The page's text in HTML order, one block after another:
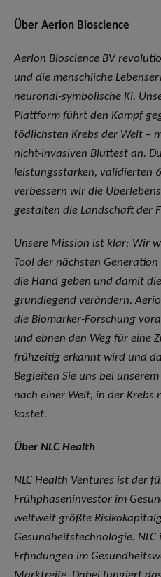
Über Aerion Bioscience
Aerion Bioscience BV
und die menschliche
neuronal-symbolische KI.
Plattform führt den Kampf
tödlichsten Krebs der Welt –
nicht-invasiven Bluttest an.
leistungsstarken, validierten
verbessern wir die
gestalten die Landschaft der
Unsere Mission ist klar: Wir
Tool der nächsten
die Hand geben und damit
grundlegend verändern.
die Biomarker-Forschung
und ebnen den Weg für eine
frühzeitig erkannt wird und
Begleiten Sie uns bei
nach einer Welt, in der Krebs
kostet.
Über NLC Health
NLC Health Ventures ist der
Frühphaseninvestor im
weltweit größte
Gesundheitstechnologie.
Erfindungen im